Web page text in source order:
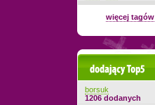
więcej tagów
Dodający top-5
borsuk
1206 dodanych